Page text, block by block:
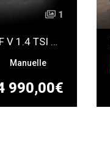
1
VOLKSWAGEN GOLF V 1.4 TSI GT
990,00€
Manuelle